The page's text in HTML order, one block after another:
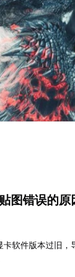
图错误的原
卡软件版本过旧，